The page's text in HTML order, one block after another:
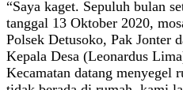
“Saya kaget. Sepuluh bulan
tanggal 13 Oktober 2020,
Polsek Detusoko, Pak Jonter
Kepala Desa (Leonardus
Kecamatan datang menyegel